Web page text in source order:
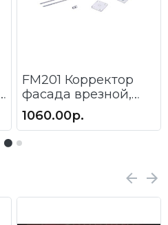
FM201 Корректор
фасада врезной,
L=1500-2700 мм,
FIRMAX.
1060.00р.